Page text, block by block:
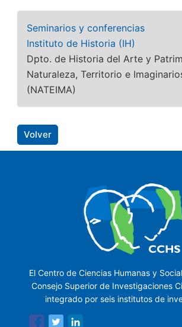
Seminarios y conferencias
Instituto de Historia (IH)
Dpto. de Historia del Arte y
Naturaleza, Territorio e
(NATEIMA)
Volver
El Centro de Ciencias Humanas y
Consejo Superior de Investigaciones
integrado por seis institutos de